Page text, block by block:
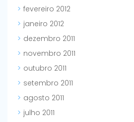
fevereiro 2012
janeiro 2012
dezembro 2011
novembro 2011
outubro 2011
setembro 2011
agosto 2011
julho 2011